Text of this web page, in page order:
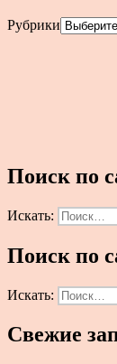
Рубрики
Поиск по
Искать:
Поиск по
Искать:
Свежие